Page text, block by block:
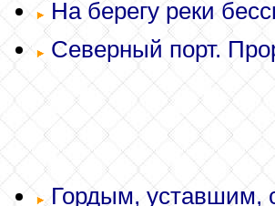
На берегу реки
Северный порт.
Гордым, уставшим,